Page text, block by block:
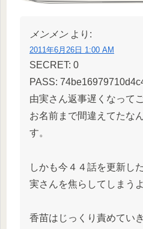
メンメン より:
2011年6月26日 1:00 AM
SECRET: 0
PASS:
由実さん返事遅くなって
お名前まで間違えてた
す。
しかも今４４話を更新し
実さんを焦らしてしまう
香苗はじっくり責めてい